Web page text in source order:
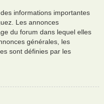
informations importantes
Les annonces
du forum dans lequel elles
générales, les
sont définies par les